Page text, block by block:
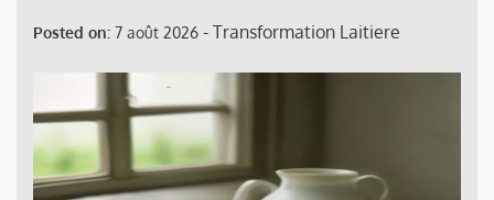
Posted on: 7 août 2026 - Transformation Laitiere